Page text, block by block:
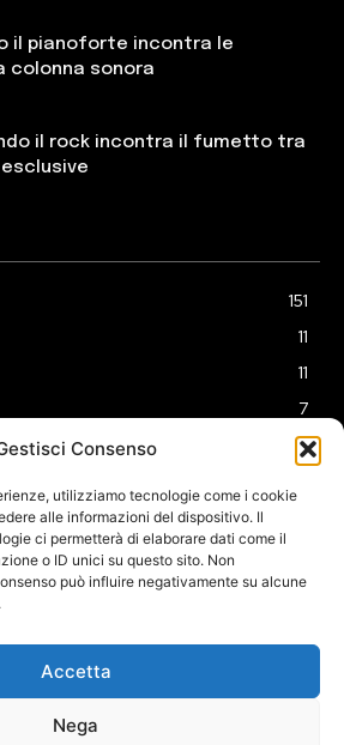
Consenso
utilizziamo tecnologie come i cookie
alle informazioni del dispositivo. Il
ci permetterà di elaborare dati come il
o ID unici su questo sito. Non
può influire negativamente su alcune
Accetta
Nega
il pianoforte incontra le
colonna sonora
il rock incontra il fumetto tra
151
11
11
7
3
Baldovinetti 13 - 00142 - Roma - P.Iva: